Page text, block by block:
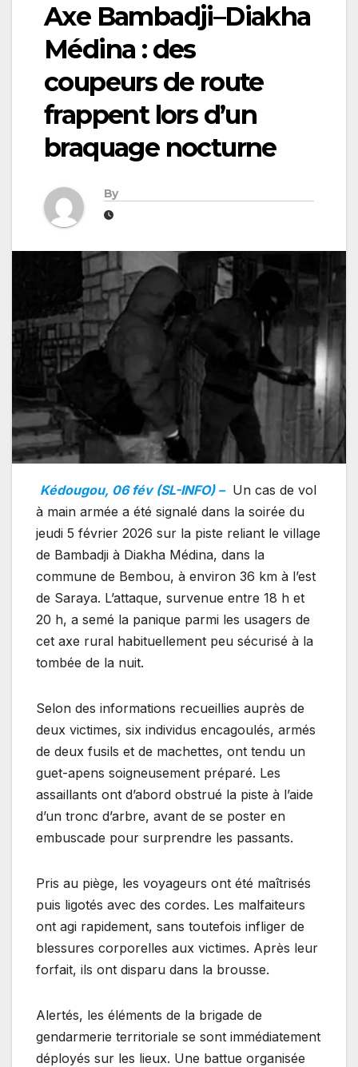
Axe Bambadji–Diakha
Médina : des
coupeurs de route
frappent lors d’un
braquage nocturne
By
Kédougou, 06 fév (SL-INFO) – Un cas de vol
à main armée a été signalé dans la soirée du
jeudi 5 février 2026 sur la piste reliant le village
de Bambadji à Diakha Médina, dans la
commune de Bembou, à environ 36 km à l’est
de Saraya. L’attaque, survenue entre 18 h et
20 h, a semé la panique parmi les usagers de
cet axe rural habituellement peu sécurisé à la
tombée de la nuit.
Selon des informations recueillies auprès de
deux victimes, six individus encagoulés, armés
de deux fusils et de machettes, ont tendu un
guet-apens soigneusement préparé. Les
assaillants ont d’abord obstrué la piste à l’aide
d’un tronc d’arbre, avant de se poster en
embuscade pour surprendre les passants.
Pris au piège, les voyageurs ont été maîtrisés
puis ligotés avec des cordes. Les malfaiteurs
ont agi rapidement, sans toutefois infliger de
blessures corporelles aux victimes. Après leur
forfait, ils ont disparu dans la brousse.
Alertés, les éléments de la brigade de
gendarmerie territoriale se sont immédiatement
déployés sur les lieux. Une battue organisée